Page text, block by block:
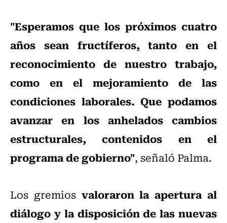
"Esperamos que los próximos cuatro
años sean fructíferos, tanto en el
reconocimiento de nuestro trabajo,
como en el mejoramiento de las
condiciones laborales. Que podamos
avanzar en los anhelados cambios
estructurales, contenidos en el
programa de gobierno", señaló Palma.
Los gremios valoraron la apertura al
diálogo y la disposición de las nuevas